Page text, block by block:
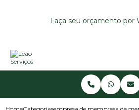
Faça seu orçamento por